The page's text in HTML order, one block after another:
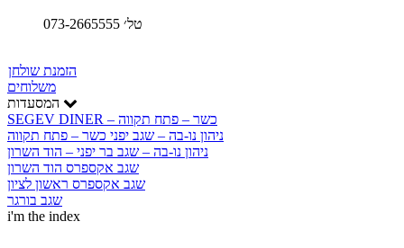
טל׳ 073-2665555
הזמנת שולחן
משלוחים
SEGEV DINER – כשר – פתח תקווה
ניהון נו-בה – שגב יפני כשר – פתח תקווה
ניהון נו-בה – שגב בר יפני – הוד השרון
שגב אקספרס הוד השרון
שגב אקספרס ראשון לציון
שגב בורגר
i'm the index